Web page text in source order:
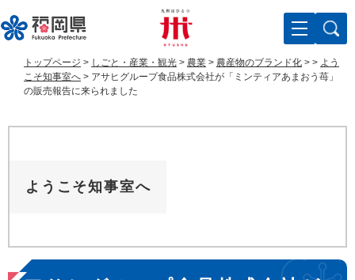
ー
ジ
す
ニ
ュ
し
トップページ > しごと・産業・観光 > 農業 > 農産物のブランド化 > > よう
こそ知事室へ > アサヒグループ食品株式会社が「ミンティアあまおう苺」
の販売報告に来られました
ようこそ知事室へ
本